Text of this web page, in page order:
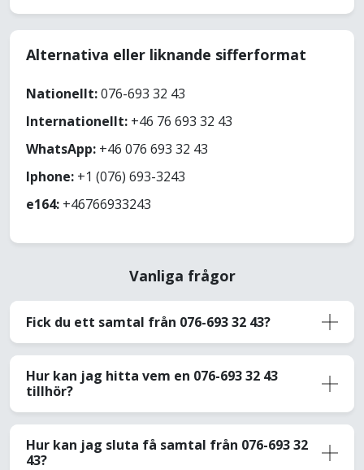
Alternativa eller liknande sifferformat
Nationellt:076-693 32 43
Internationellt: +46 76 693 32 43
WhatsApp: +46 076 693 32 43
Iphone: +1 (076) 693-3243
e164: +46766933243
Vanliga frågor
Fick du ett samtal från 076-693 32 43?
Hur kan jag hitta vem en 076-693 32 43
tillhör?
Hur kan jag sluta få samtal från 076-693 32
43?